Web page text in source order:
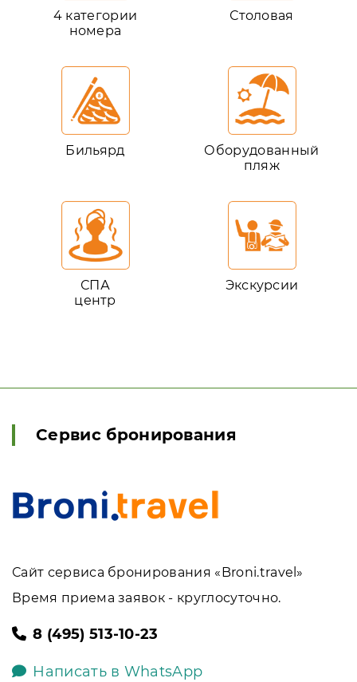
4 категории
номера
Столовая
Бильярд
Оборудованный
пляж
СПА
центр
Экскурсии
Сервис бронирования
Сайт сервиса бронирования «Broni.travel»
Время приема заявок - круглосуточно.
8 (495) 513-10-23
Написать в WhatsApp